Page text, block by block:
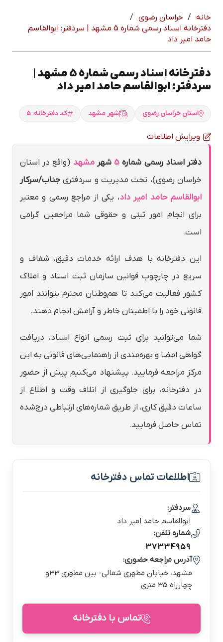
خانه / خراسان رضوي /
دفترخانه اسناد رسمی شماره 5 مشهد | سردفتر: ابوالقاسم
حامد امير داد
دفترخانه اسناد رسمی شماره 5 مشهد |
سردفتر: ابوالقاسم حامد امير داد
استان خراسان رضوي شهر مشهد کد دفترخانه: 5
ویرایش اطلاعات
دفتر اسناد رسمی شماره 5 شهرمشهد (واقع در استان
خراسان رضوي)، تحت مدیریت و سردفتری جناب/سرکار
ابوالقاسم حامد امير داد، یکی از مراجع رسمی و معتبر
برای انجام امور ثبتی و حقوقی شما مراجعین گرامی
است.
این دفترخانه با هدف ارائه خدمات دقیق، شفاف و
سریع در چارچوب قوانین سازمان ثبت اسناد و املاک
کشور فعالیت می‌کند تا هم‌وطنان محترم بتوانند امور
قانونی خود را با اطمینان خاطر و آرامش انجام دهند.
شما می‌توانید برای ثبت رسمی انواع اسناد، دریافت
گواهی امضا و بهره‌مندی از راهنمایی‌های قانونی به این
مرکز مراجعه فرمایید. پیشنهاد می‌کنیم پیش از حضور
در دفترخانه، برای جلوگیری از اتلاف وقت و اطلاع از
ساعات دقیق کاری، از طریق شماره‌های ارتباطی درج‌شده
تماس حاصل فرمایید.
اطلاعات تماس دفترخانه
سردفتر:
ابوالقاسم حامد امير داد
شماره تلفن:
37334959
آدرس مراجعه حضوری:
مشهد، خيابان مطهري شمالي- بين مطهري 33و
چهارراه 35 متري
تماس با دفترخانه